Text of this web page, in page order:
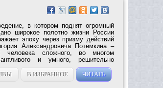
в котором поднят огромный
широкое полотно жизни России
эпоху через призму действий
Александровича Потемкина –
человека сложного, во многом
и умного, решительно
В ИЗБРАННОЕ ЧИТАТЬ